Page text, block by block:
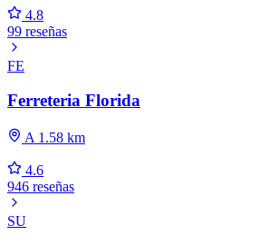
4.8
99 reseñas
FE
Ferreteria Florida
A 1.58 km
4.6
946 reseñas
SU